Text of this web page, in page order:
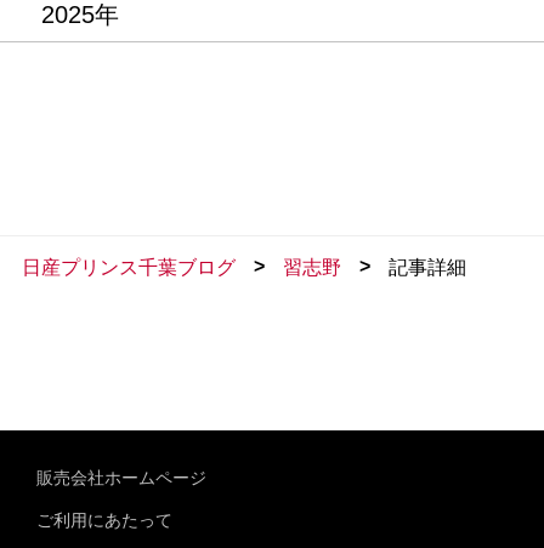
2025年
日産プリンス千葉ブログ > 習志野 > 記事詳細
販売会社ホームページ
ご利用にあたって